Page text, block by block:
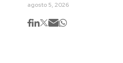
agosto 5, 2026